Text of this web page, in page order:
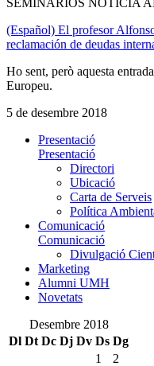
(Español) El profesor
reclamación de deudas
Ho sent, però aquesta
Europeu.
5 de desembre 2018
Presentació
Presentació
Directori
Ubicació
Carta de Serveis
Política
Comunicació
Comunicació
Divulgació
Marketing
Alumni UMH
Novetats
Desembre 2018
Dl Dt Dc Dj Dv Ds Dg
1
2